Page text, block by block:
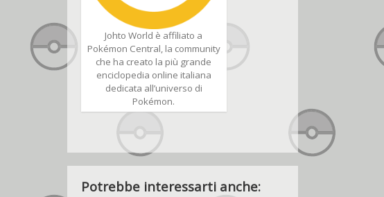
Johto World è affiliato a
Pokémon Central, la community
che ha creato la più grande
enciclopedia online italiana
dedicata all’universo di
Pokémon.
Potrebbe interessarti anche: